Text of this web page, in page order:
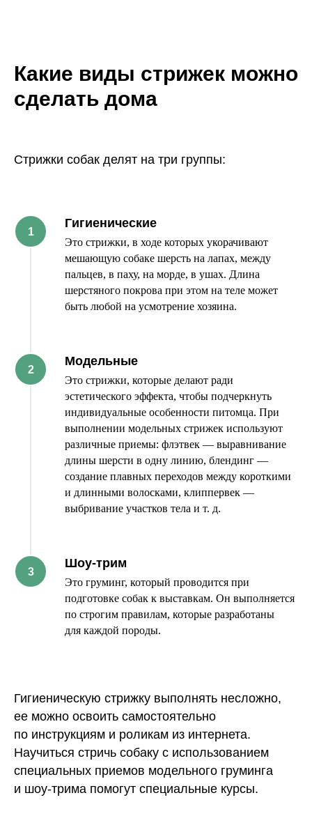
Какие виды стрижек можно
сделать дома
Стрижки собак делят на три группы:
Гигиенические
Это стрижки, в ходе которых укорачивают
мешающую собаке шерсть на лапах, между
пальцев, в паху, на морде, в ушах. Длина
шерстяного покрова при этом на теле может
быть любой на усмотрение хозяина.
Модельные
Это стрижки, которые делают ради
эстетического эффекта, чтобы подчеркнуть
индивидуальные особенности питомца. При
выполнении модельных стрижек используют
различные приемы: флэтвек — выравнивание
длины шерсти в одну линию, блендинг —
создание плавных переходов между короткими
и длинными волосками, клиппервек —
выбривание участков тела и т. д.
Шоу-трим
Это груминг, который проводится при
подготовке собак к выставкам. Он выполняется
по строгим правилам, которые разработаны
для каждой породы.
Гигиеническую стрижку выполнять несложно,
ее можно освоить самостоятельно
по инструкциям и роликам из интернета.
Научиться стричь собаку с использованием
специальных приемов модельного груминга
и шоу-трима помогут специальные курсы.